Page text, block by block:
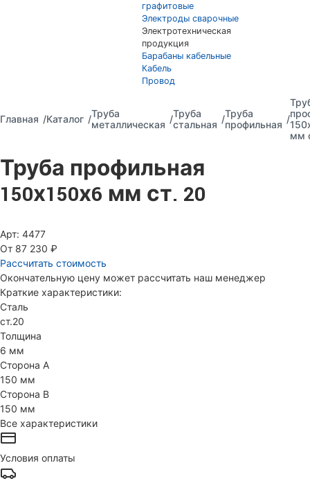
графитовые
Электроды сварочные
Электротехническая
продукция
Барабаны кабельные
Кабель
Провод
Главная Каталог
Труба
металлическая
Труба
стальная
Труба
профильная
мм
Труба профильная
150х150х6 мм ст. 20
Арт: 4477
От 87 230 ₽
Рассчитать стоимость
Окончательную цену может рассчитать наш менеджер
Краткие характеристики:
Сталь
ст.20
Толщина
6 мм
Сторона А
150 мм
Сторона В
150 мм
Все характеристики
Условия оплаты